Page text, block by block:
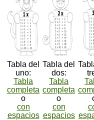
Tabla del
uno:
Tabla
completa
o
con
espacios
Tabla del
dos:
Tabla
completa
o
con
espacios